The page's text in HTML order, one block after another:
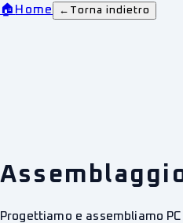
🏠 Home ← Torna indietro
Progettiamo e assembliamo